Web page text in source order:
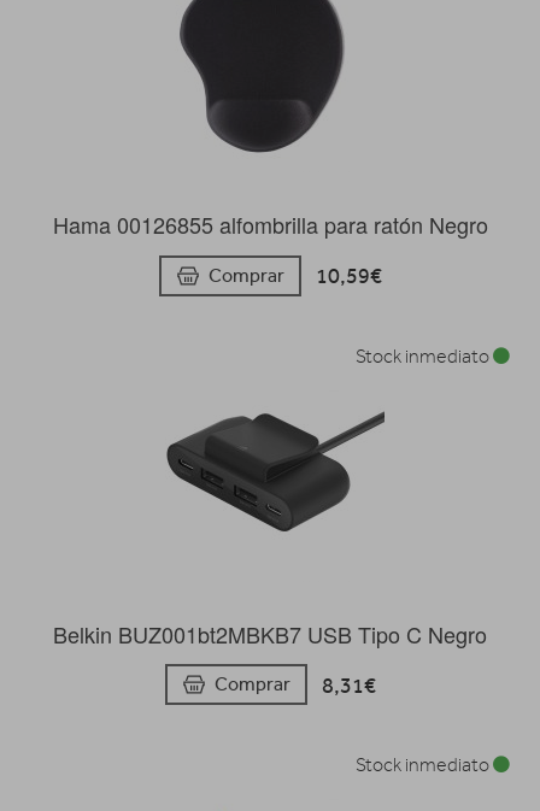
Hama 00126855 alfombrilla para ratón Negro
Comprar 10,59€
Belkin BUZ001bt2MBKB7 USB Tipo C Negro
Comprar 8,31€
Stock inmediato
Stock inmediato